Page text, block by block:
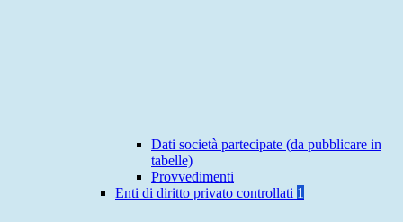
Dati società partecipate (da pubblicare in
tabelle)
Provvedimenti
Enti di diritto privato controllati 1